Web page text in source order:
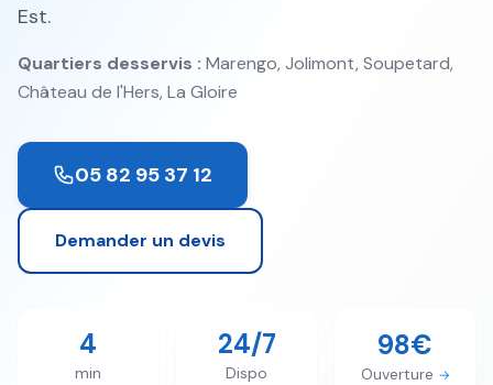
Est.
Quartiers desservis : Marengo, Jolimont, Soupetard,
Château de l'Hers, La Gloire
05 82 95 37 12
Demander un devis
4
min
24/7
Dispo
98€
Ouverture →